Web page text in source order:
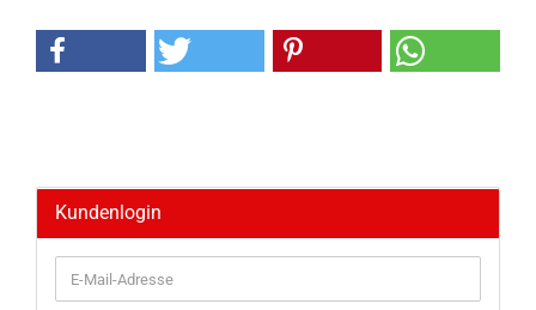
Kundenlogin
E-
Mail-